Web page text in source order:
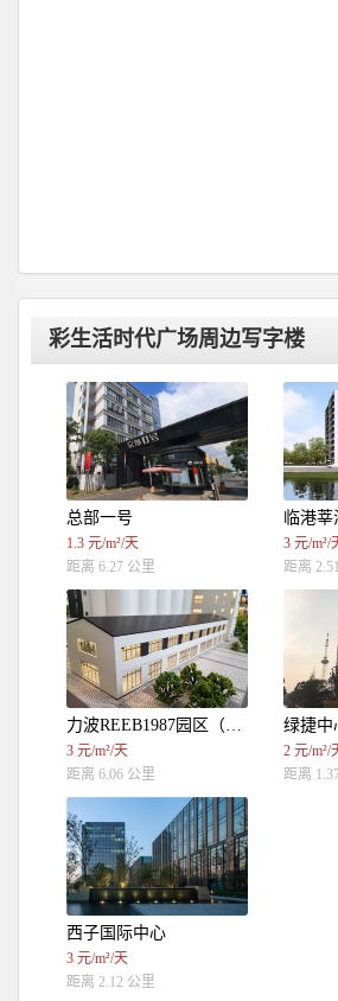
彩生活时代广场周边写字楼
总部一号
1.3 元/m²/天
距离 6.27 公里
临港
3 元/m²/
距离
力波REEB1987园区（独栋，8.4米层高）
3 元/m²/天
距离 6.06 公里
绿捷中
2 元/m²/
距离
西子国际中心
3 元/m²/天
距离 2.12 公里